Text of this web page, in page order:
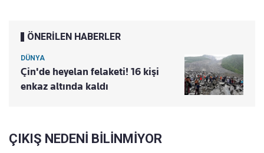
ÖNERİLEN HABERLER
DÜNYA
Çin'de heyelan felaketi! 16 kişi
enkaz altında kaldı
ÇIKIŞ NEDENİ BİLİNMİYOR